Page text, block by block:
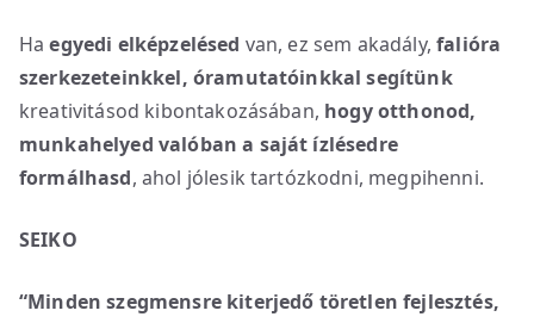
Haegyedi elképzelésed van, ez sem akadály,falióra
szerkezeteinkkel, óramutatóinkkal segítünk
kreativitásod kibontakozásában, hogy otthonod,
munkahelyed valóban a saját ízlésedre
formálhasd, ahol jólesik tartózkodni, megpihenni.
SEIKO
“Minden szegmensre kiterjedő töretlen fejlesztés,